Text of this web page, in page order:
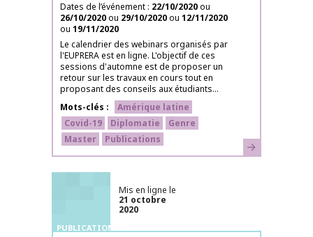
Dates de l’événement 22/10/2020ou
26/10/2020ou 29/10/2020ou 12/11/2020
ou 19/11/2020
Le calendrier des webinars organisés par
l'EUPRERA est en ligne. L'objectif de ces
sessions d'automne est de proposer un
retour sur les travaux en cours tout en
proposant des conseils aux étudiants...
Mots-clés
Amérique latine
Covid-19
Diplomatie
Genre
Master
Publications En savoir plus
PUBLICATIONS
Mis en ligne le
21 octobre
2020